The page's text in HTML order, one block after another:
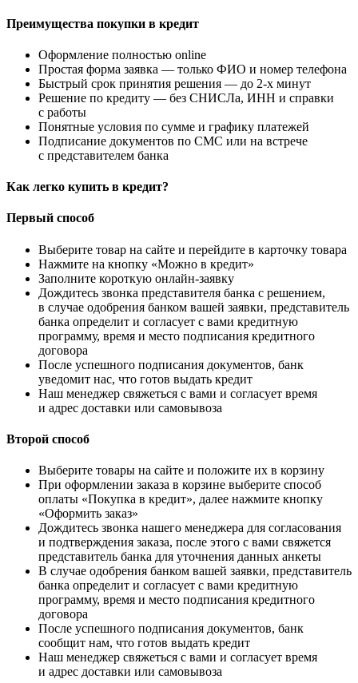
Преимущества покупки в кредит
Оформление полностью online
Простая форма заявка — только ФИО и номер телефона
Быстрый срок принятия решения — до 2-х минут
Решение по кредиту — без СНИСЛа, ИНН и справки
с работы
Понятные условия по сумме и графику платежей
Подписание документов по СМС или на встрече
с представителем банка
Как легко купить в кредит?
Первый способ
Выберите товар на сайте и перейдите в карточку товара
Нажмите на кнопку «Можно в кредит»
Заполните короткую онлайн-заявку
Дождитесь звонка представителя банка с решением,
в случае одобрения банком вашей заявки, представитель
банка определит и согласует с вами кредитную
программу, время и место подписания кредитного
договора
После успешного подписания документов, банк
уведомит нас, что готов выдать кредит
Наш менеджер свяжеться с вами и согласует время
и адрес доставки или самовывоза
Второй способ
Выберите товары на сайте и положите их в корзину
При оформлении заказа в корзине выберите способ
оплаты «Покупка в кредит», далее нажмите кнопку
«Оформить заказ»
Дождитесь звонка нашего менеджера для согласования
и подтверждения заказа, после этого с вами свяжется
представитель банка для уточнения данных анкеты
В случае одобрения банком вашей заявки, представитель
банка определит и согласует с вами кредитную
программу, время и место подписания кредитного
договора
После успешного подписания документов, банк
сообщит нам, что готов выдать кредит
Наш менеджер свяжеться с вами и согласует время
и адрес доставки или самовывоза